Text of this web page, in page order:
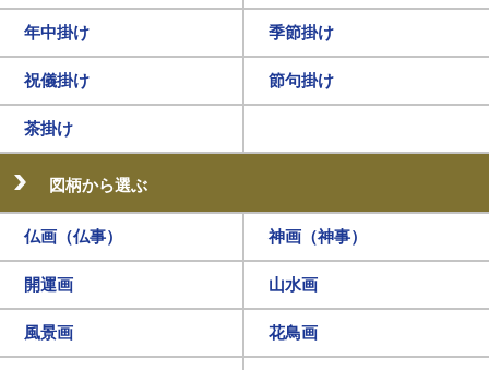
年中掛け 季節掛け
祝儀掛け 節句掛け
茶掛け
図柄から選ぶ
仏画（仏事） 神画（神事）
開運画 山水画
風景画 花鳥画